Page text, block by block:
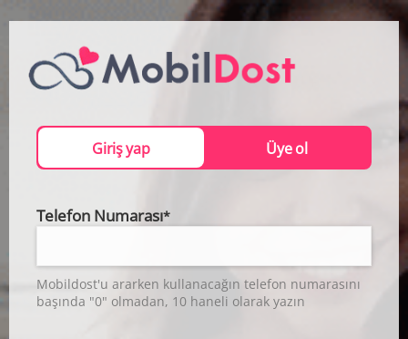
Giriş yap Üye ol
Telefon Numarası*
Mobildost'u ararken kullanacağın telefon numarasını
başında "0" olmadan, 10 haneli olarak yazın